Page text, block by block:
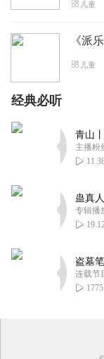
儿童
《派
儿童
经典必听
主播粉
专辑播
连载节